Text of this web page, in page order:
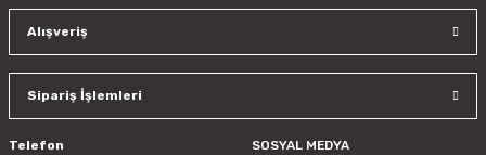
Bu ürüne benzer farklı alternatifler olmalı.
Alışveriş
Sipariş İşlemleri
Telefon SOSYAL MEDYA